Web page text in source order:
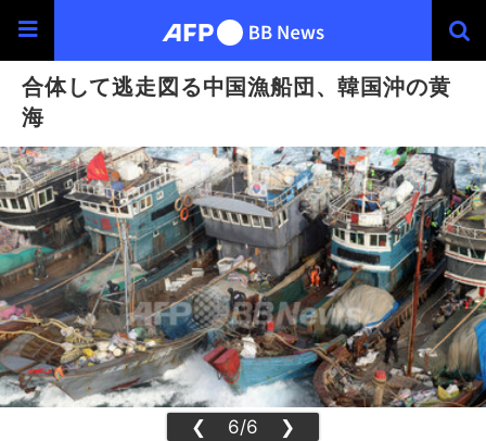
合体して逃走図る中国漁船団、韓国沖の黄
海
❮ 6/6 ❯